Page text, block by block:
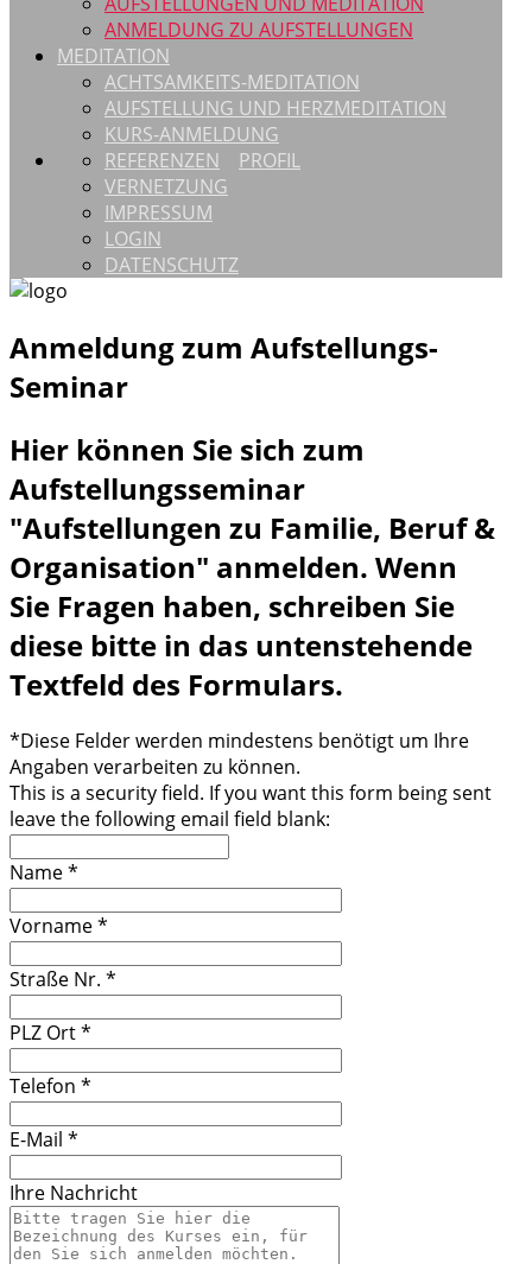
ANMELDUNG ZU AUFSTELLUNGEN
MEDITATION
ACHTSAMKEITS-MEDITATION
AUFSTELLUNG UND HERZMEDITATION
KURS-ANMELDUNG
PROFIL
REFERENZEN
VERNETZUNG
IMPRESSUM
LOGIN
DATENSCHUTZ
Anmeldung zum Aufstellungs-
Seminar
Hier können Sie sich zum
Aufstellungsseminar
"Aufstellungen zu Familie, Beruf &
Organisation" anmelden. Wenn
Sie Fragen haben, schreiben Sie
diese bitte in das untenstehende
Textfeld des Formulars.
*Diese Felder werden mindestens benötigt um Ihre
Angaben verarbeiten zu können.
This is a security field. If you want this form being sent
leave the following email field blank:
Name*
Vorname*
Straße Nr. *
PLZ Ort*
Telefon *
E-Mail *
Ihre Nachricht